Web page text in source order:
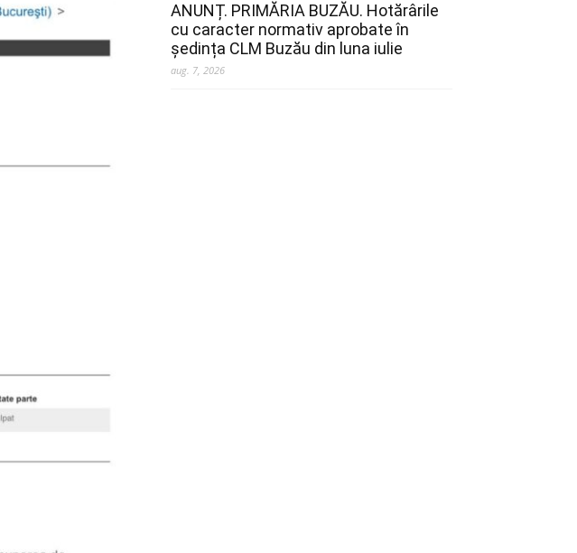
ANUNȚ. PRIMĂRIA BUZĂU. Hotărârile
cu caracter normativ aprobate în
ședința CLM Buzău din luna iulie
aug. 7, 2026